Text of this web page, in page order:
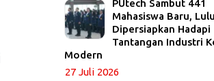
PUtech Sambut 441
Mahasiswa Baru,
Dipersiapkan Hadapi
Tantangan Industri
Modern
27 Juli 2026